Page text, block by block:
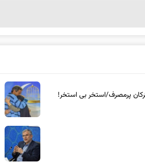
پرمصرف/استخر بی استخر!